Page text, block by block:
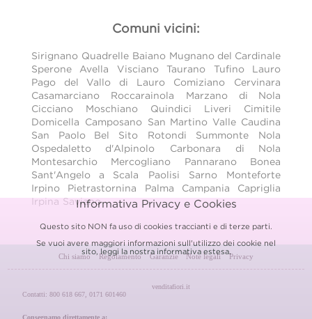
Comuni vicini:
Sirignano Quadrelle Baiano Mugnano del Cardinale
Sperone
Avella Visciano Taurano Tufino
Lauro
Pago del Vallo di Lauro
Comiziano
Cervinara
Casamarciano
Roccarainola
Marzano di Nola
Cicciano
Moschiano Quindici Liveri
Cimitile
Domicella
Camposano
San Martino Valle Caudina
San Paolo Bel Sito
Rotondi Summonte
Nola
Ospedaletto d'Alpinolo
Carbonara di Nola
Montesarchio
Mercogliano Pannarano
Bonea
Sant'Angelo a Scala
Paolisi Sarno
Monteforte
Irpino
Pietrastornina Palma Campania
Capriglia
Irpina Saviano
Chi siamo Regolamento Garanzie Note legali Privacy
venditafiori.it
Contatti: 800 618 667, 0171 601460
Consegnamo direttamente a:
Informativa Privacy e Cookies
Questo sito NON fa uso di cookies traccianti e di terze parti.
Se vuoi avere maggiori informazioni sull'utilizzo dei cookie nel
sito, leggi la nostra informativa estesa.